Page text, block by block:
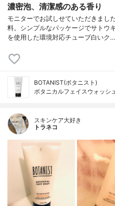
濃密泡、清潔感のある香り
モニターでお試しせていただきまし
料。シンプルなパッケージでサトウ
を使用した環境対応チューブ白いク…
BOTANIST(ボタニスト)
ボタニカルフェイスウォッシ
スキンケア大好き
トラネコ